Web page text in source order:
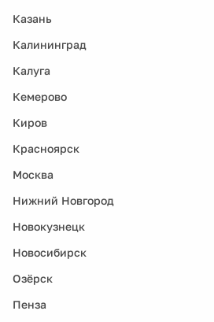
Казань
Калининград
Калуга
Кемерово
Киров
Красноярск
Москва
Нижний Новгород
Новокузнецк
Новосибирск
Озёрск
Пенза